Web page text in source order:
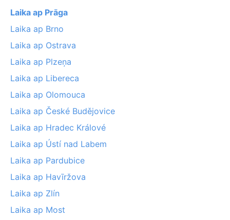
Laika ap Prāga
Laika ap Brno
Laika ap Ostrava
Laika ap Plzeņa
Laika ap Libereca
Laika ap Olomouca
Laika ap České Budějovice
Laika ap Hradec Králové
Laika ap Ústí nad Labem
Laika ap Pardubice
Laika ap Havīržova
Laika ap Zlín
Laika ap Most